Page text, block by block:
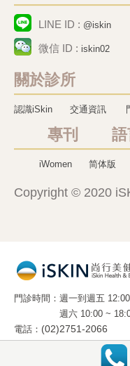
LINE ID : @iskin
微信 ID : iskin02
關於診所
認識iSkin 交通資訊
專刊 語
iWomen 简体版
Copyright © 2020
門診時間
週一到週五
週六 10:00 ~
電話
(02)2751-2066
地址
10663 台北市光復南
(國父紀念館旁 . 麥當